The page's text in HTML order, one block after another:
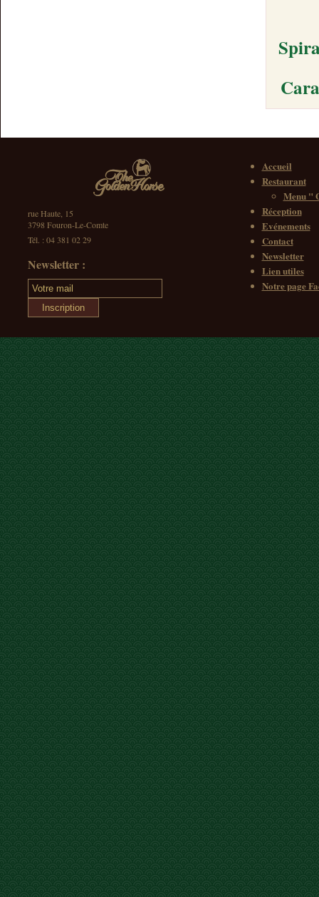
rue Haute, 15
3798 Fouron-Le-Comte
Tél. : 04 381 02 29
Newsletter :
Accueil
Restaurant
Menu "
Réception
Evénements
Contact
Newsletter
Lien utiles
Notre page